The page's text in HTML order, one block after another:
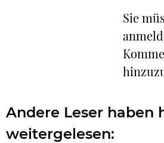
Sie
Andere Leser haben
weitergelesen: